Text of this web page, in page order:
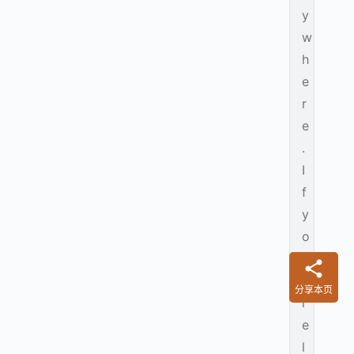
y
w
h
e
r
e
.
I
f
y
o
a
r
e
l
分享本页